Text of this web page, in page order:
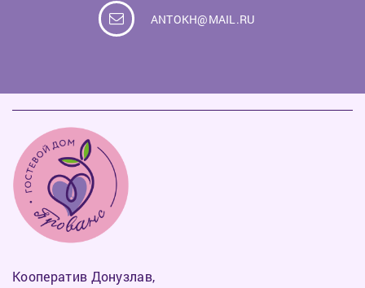
ANTOKH@MAIL.RU
Кооператив Донузлав,